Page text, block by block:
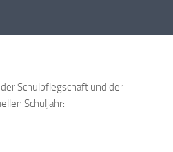
Schulpflegschaft und der
Schuljahr: